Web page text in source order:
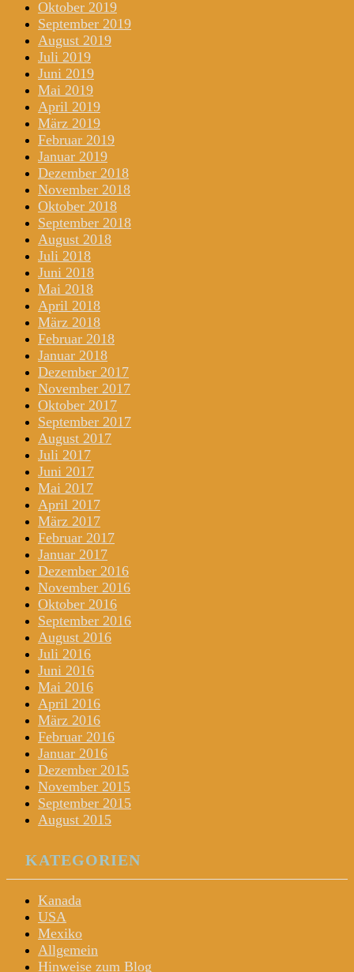
Oktober 2019
September 2019
August 2019
Juli 2019
Juni 2019
Mai 2019
April 2019
März 2019
Februar 2019
Januar 2019
Dezember 2018
November 2018
Oktober 2018
September 2018
August 2018
Juli 2018
Juni 2018
Mai 2018
April 2018
März 2018
Februar 2018
Januar 2018
Dezember 2017
November 2017
Oktober 2017
September 2017
August 2017
Juli 2017
Juni 2017
Mai 2017
April 2017
März 2017
Februar 2017
Januar 2017
Dezember 2016
November 2016
Oktober 2016
September 2016
August 2016
Juli 2016
Juni 2016
Mai 2016
April 2016
März 2016
Februar 2016
Januar 2016
Dezember 2015
November 2015
September 2015
August 2015
KATEGORIEN
Kanada
USA
Mexiko
Allgemein
Hinweise zum Blog